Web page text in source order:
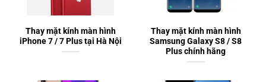
Thay mặt kính màn hình
iPhone 7 / 7 Plus tại Hà Nội
Thay mặt kính màn hình
Samsung Galaxy S8 / S8
Plus chính hãng